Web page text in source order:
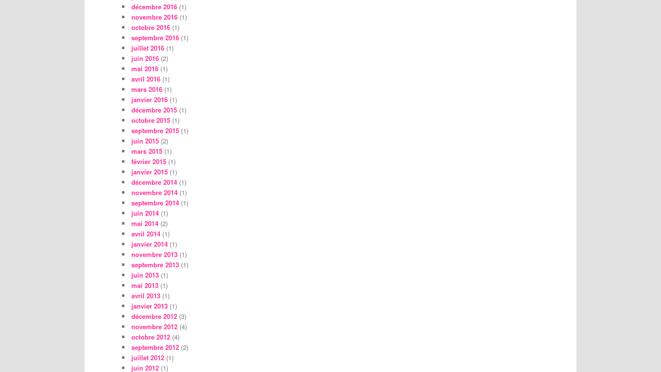
décembre 2016 (1)
novembre 2016 (1)
octobre 2016 (1)
septembre 2016 (1)
juillet 2016 (1)
juin 2016 (2)
mai 2016 (1)
avril 2016 (1)
mars 2016 (1)
janvier 2016 (1)
décembre 2015 (1)
octobre 2015 (1)
septembre 2015 (1)
juin 2015 (2)
mars 2015 (1)
février 2015 (1)
janvier 2015 (1)
décembre 2014 (1)
novembre 2014 (1)
septembre 2014 (1)
juin 2014 (1)
mai 2014 (2)
avril 2014 (1)
janvier 2014 (1)
novembre 2013 (1)
septembre 2013 (1)
juin 2013 (1)
mai 2013 (1)
avril 2013 (1)
janvier 2013 (1)
décembre 2012 (3)
novembre 2012 (4)
octobre 2012 (4)
septembre 2012 (2)
juillet 2012 (1)
juin 2012 (1)